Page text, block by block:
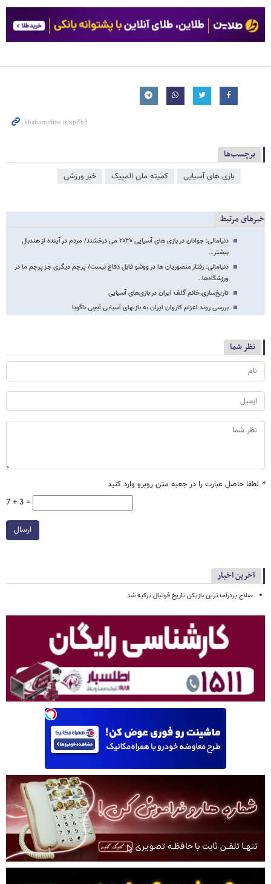
برچسب‌ها
بازی های آسیایی کمیته ملی المپیک خبر ورزشی
خبرهای مرتبط
دنیامالی: جوانان در بازی های آسیایی ۲۰۳۰ می درخشند/ مردم در آینده از هندبال
بیشتر…
دنیامالی: رفتار منصوریان ها در ووشو قابل دفاع نیست/ پرچم دیگری جز پرچم ما در
ورزشگاه‌ها…
تاریخ‌سازی خانم گلف ایران در بازی‌های آسیایی
بررسی روند اعزام کاروان ایران به بازیهای آسیایی آیچی ناگویا
نظر شما
* لطفا حاصل عبارت را در جعبه متن روبرو وارد کنید
7 + 3 =
ارسال
آخرین اخبار
صلاح پردرآمدترین بازیکن تاریخ فوتبال ترکیه شد